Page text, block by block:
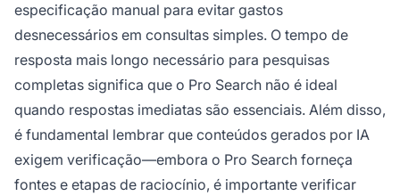
especificação manual para evitar gastos
desnecessários em consultas simples. O tempo de
resposta mais longo necessário para pesquisas
completas significa que o Pro Search não é ideal
quando respostas imediatas são essenciais. Além disso,
é fundamental lembrar que conteúdos gerados por IA
exigem verificação—embora o Pro Search forneça
fontes e etapas de raciocínio, é importante verificar